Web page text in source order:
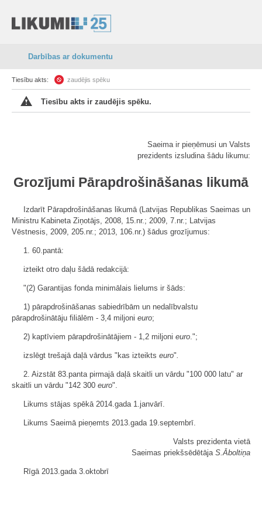
Darbības ar dokumentu
Tiesību akts: zaudējis spēku
Tiesību akts ir zaudējis spēku.
Saeima ir pieņēmusi un Valsts
prezidents izsludina šādu likumu:
Grozījumi Pārapdrošināšanas likumā
Izdarīt Pārapdrošināšanas likumā (Latvijas Republikas Saeimas un
Ministru Kabineta Ziņotājs, 2008, 15.nr.; 2009, 7.nr.; Latvijas
Vēstnesis, 2009, 205.nr.; 2013, 106.nr.) šādus grozījumus:
1. 60.pantā:
izteikt otro daļu šādā redakcijā:
"(2) Garantijas fonda minimālais lielums ir šāds:
1) pārapdrošināšanas sabiedrībām un nedalībvalstu
pārapdrošinātāju filiālēm - 3,4 miljoni euro;
2) kaptīviem pārapdrošinātājiem - 1,2 miljoni euro.";
izslēgt trešajā daļā vārdus "kas izteikts euro".
2. Aizstāt 83.panta pirmajā daļā skaitli un vārdu "100 000 latu" ar
skaitli un vārdu "142 300 euro".
Likums stājas spēkā 2014.gada 1.janvārī.
Likums Saeimā pieņemts 2013.gada 19.septembrī.
Valsts prezidenta vietā
Saeimas priekšsēdētāja S.Āboltiņa
Rīgā 2013.gada 3.oktobrī